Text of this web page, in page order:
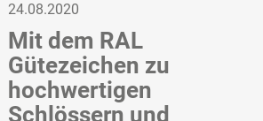
24.08.2020
Mit dem RAL
Gütezeichen zu
hochwertigen
Schlössern und